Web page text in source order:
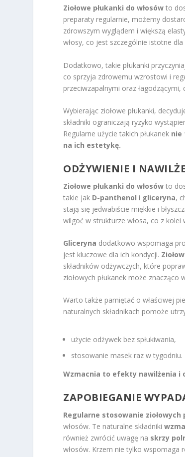
Ziołowe płukanki do włosów to
preparaty regularnie, możemy
zdrowszym wyglądem i większą
włosy, co jest szczególnie istotne
Dodatkowo, takie płukanki
co sprzyja zdrowemu wzrostowi i
przeciwzapalnymi oraz
Wybierając ziołowe płukanki,
składniki ograniczają ryzyko
Regularne użycie takich płukanek nie
na ich estetykę.
ODŻYWIENIE I
Ziołowe płukanki do włosów to
takie jak D-panthenol i gliceryna,
stają się jedwabiście miękkie i
wilgoć w strukturze włosa, co z kolei
Gliceryna dodatkowo wspomaga
jest kluczowe dla ich kondycji.
składników odżywczych, które
ziołowych płukanek może znacząco
Warto także pamiętać o właściwej
naturalnych składnikach pomoże
użycie odżywek bez spłukiwania,
stosowanie masek raz w tygodniu.
Wzmacnia to efekty nawilżenia i
ZAPOBIEGANIE
Regularne stosowanie ziołowych
włosów. Te naturalne składniki
również zwrócić uwagę na skrzy
włosów. Krzem nie tylko wspomaga